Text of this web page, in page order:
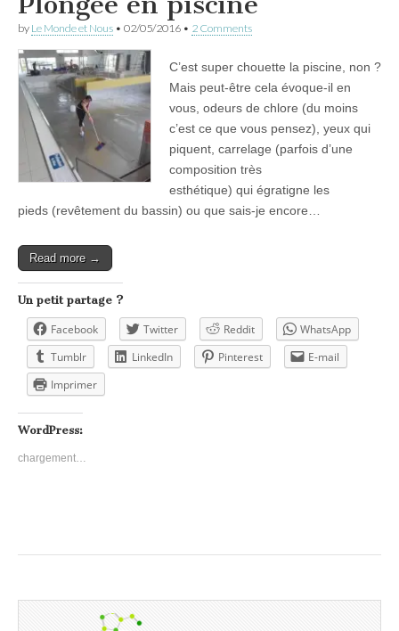
by Le Monde et Nous • 02/05/2016 • 2 Comments
C’est super chouette la piscine, non ?
Mais peut-être cela évoque-il en
vous, odeurs de chlore (du moins
c’est ce que vous pensez), yeux qui
piquent, carrelage (parfois d’une
composition très
esthétique) qui égratigne les
pieds (revêtement du bassin) ou que sais-je encore…
Read more →
Un petit partage ?
Facebook Twitter Reddit
WhatsApp
Tumblr
LinkedIn Pinterest
E-mail
Imprimer
WordPress:
chargement…